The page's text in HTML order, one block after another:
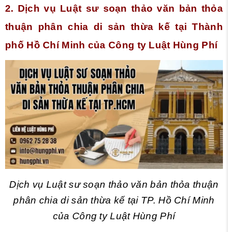
2. Dịch vụ Luật sư soạn thảo văn bản thỏa
thuận phân chia di sản thừa kế tại Thành
phố Hồ Chí Minh của Công ty Luật Hùng Phí
Dịch vụ Luật sư soạn thảo văn bản thỏa thuận
phân chia di sản thừa kế tại TP. Hồ Chí Minh
của Công ty Luật Hùng Phí